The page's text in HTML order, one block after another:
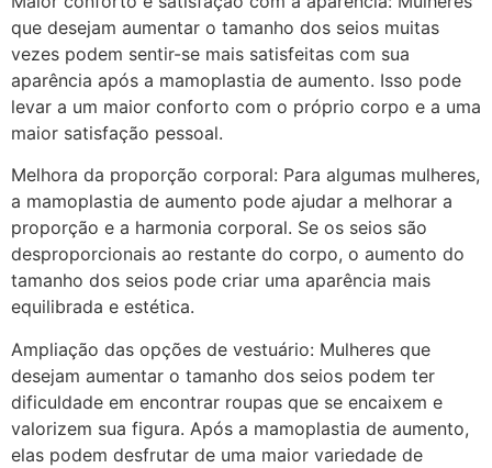
que desejam aumentar o tamanho dos seios muitas
vezes podem sentir-se mais satisfeitas com sua
aparência após a mamoplastia de aumento. Isso pode
levar a um maior conforto com o próprio corpo e a uma
maior satisfação pessoal.
Melhora da proporção corporal: Para algumas mulheres,
a mamoplastia de aumento pode ajudar a melhorar a
proporção e a harmonia corporal. Se os seios são
desproporcionais ao restante do corpo, o aumento do
tamanho dos seios pode criar uma aparência mais
equilibrada e estética.
Ampliação das opções de vestuário: Mulheres que
desejam aumentar o tamanho dos seios podem ter
dificuldade em encontrar roupas que se encaixem e
valorizem sua figura. Após a mamoplastia de aumento,
elas podem desfrutar de uma maior variedade de